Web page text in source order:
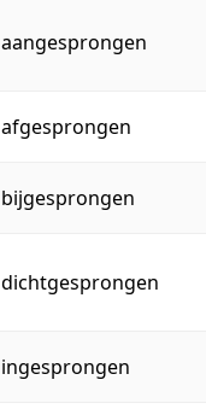
aangesprongen
afgesprongen
bijgesprongen
dichtgesprongen
ingesprongen